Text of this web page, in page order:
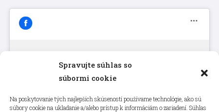
Spravujte súhlas so
súbormi cookie
Na poskytovanie tých najlepších skúseností používame technológie, ako sú
súbory cookie na ukladanie a/alebo prístup k informáciám o zariadení. Súhlas
Kliknutím prijmete súbory cookie